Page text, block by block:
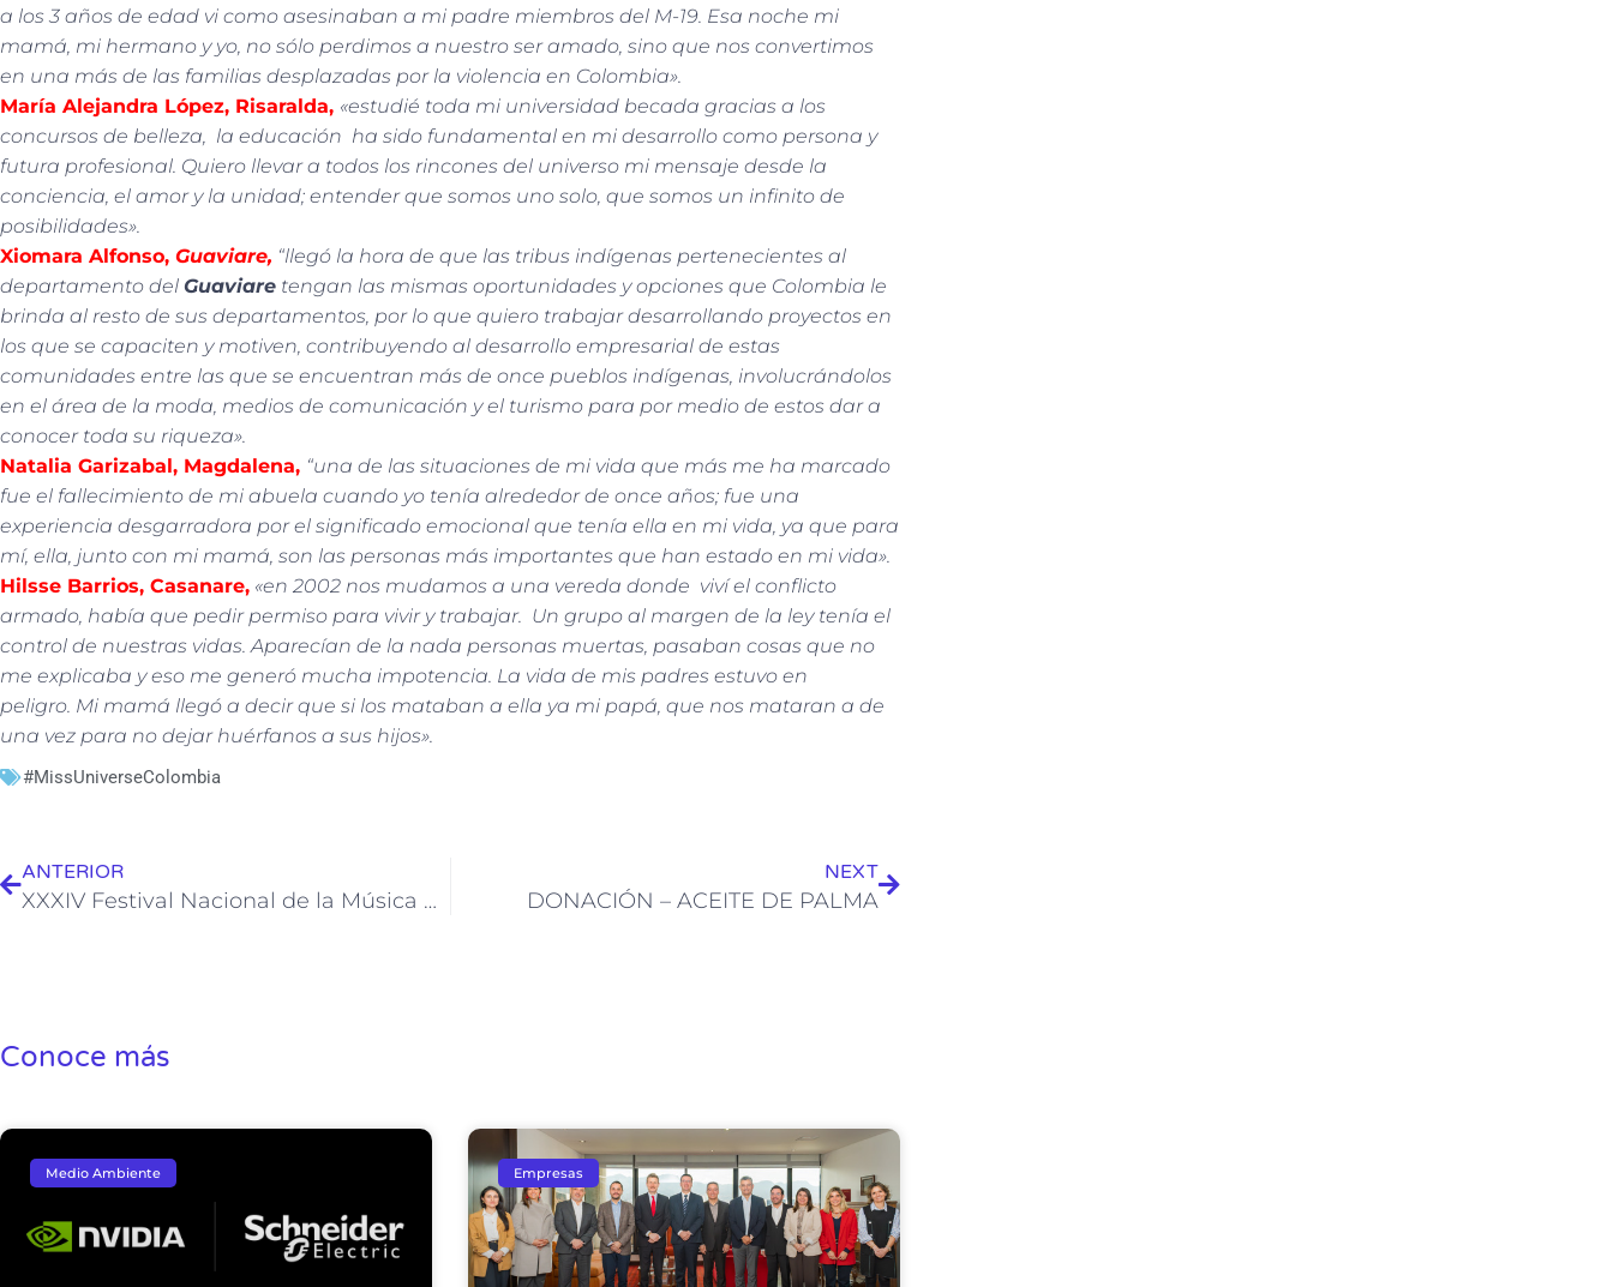
a los 3 años de edad vi como asesinaban a mi padre miembros del M-19. Esa noche mi
mamá, mi hermano y yo, no sólo perdimos a nuestro ser amado, sino que nos convertimos
en una más de las familias desplazadas por la violencia en Colombia».
María Alejandra López, Risaralda, «estudié toda mi universidad becada gracias a los
concursos de belleza, la educación ha sido fundamental en mi desarrollo como persona y
futura profesional. Quiero llevar a todos los rincones del universo mi mensaje desde la
conciencia, el amor y la unidad; entender que somos uno solo, que somos un infinito de
posibilidades».
Xiomara Alfonso, Guaviare, “llegó la hora de que las tribus indígenas pertenecientes al
departamento del Guaviare tengan las mismas oportunidades y opciones que Colombia le
brinda al resto de sus departamentos, por lo que quiero trabajar desarrollando proyectos en
los que se capaciten y motiven, contribuyendo al desarrollo empresarial de estas
comunidades entre las que se encuentran más de once pueblos indígenas, involucrándolos
en el área de la moda, medios de comunicación y el turismo para por medio de estos dar a
conocer toda su riqueza».
Natalia Garizabal, Magdalena, “una de las situaciones de mi vida que más me ha marcado
fue el fallecimiento de mi abuela cuando yo tenía alrededor de once años; fue una
experiencia desgarradora por el significado emocional que tenía ella en mi vida, ya que para
mí, ella, junto con mi mamá, son las personas más importantes que han estado en mi vida».
Hilsse Barrios, Casanare, «en 2002 nos mudamos a una vereda donde viví el conflicto
armado, había que pedir permiso para vivir y trabajar. Un grupo al margen de la ley tenía el
control de nuestras vidas. Aparecían de la nada personas muertas, pasaban cosas que no
me explicaba y eso me generó mucha impotencia. La vida de mis padres estuvo en
peligro. Mi mamá llegó a decir que si los mataban a ella ya mi papá, que nos mataran a de
una vez para no dejar huérfanos a sus hijos».
#MissUniverseColombia
ANTERIOR
XXXIV Festival Nacional de la Música Colombiana
NEXT
DONACIÓN – ACEITE DE PALMA
Conoce más
Medio Ambiente Empresas